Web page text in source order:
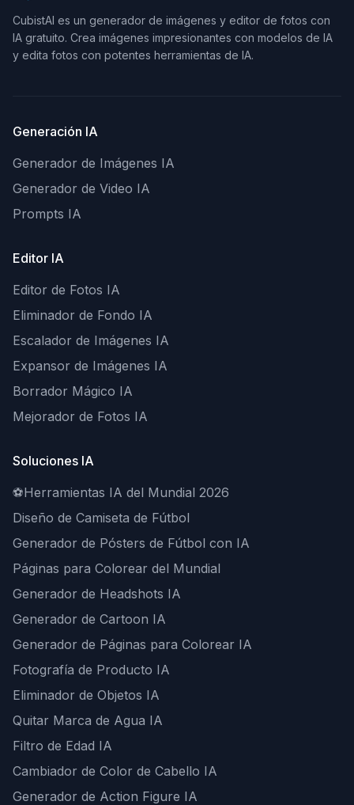
CubistAI es un generador de imágenes y editor de fotos con
IA gratuito. Crea imágenes impresionantes con modelos de IA
y edita fotos con potentes herramientas de IA.
Generación IA
Generador de Imágenes IA
Generador de Video IA
Prompts IA
Editor IA
Editor de Fotos IA
Eliminador de Fondo IA
Escalador de Imágenes IA
Expansor de Imágenes IA
Borrador Mágico IA
Mejorador de Fotos IA
Soluciones IA
⚽Herramientas IA del Mundial 2026
Diseño de Camiseta de Fútbol
Generador de Pósters de Fútbol con IA
Páginas para Colorear del Mundial
Generador de Headshots IA
Generador de Cartoon IA
Generador de Páginas para Colorear IA
Fotografía de Producto IA
Eliminador de Objetos IA
Quitar Marca de Agua IA
Filtro de Edad IA
Cambiador de Color de Cabello IA
Generador de Action Figure IA